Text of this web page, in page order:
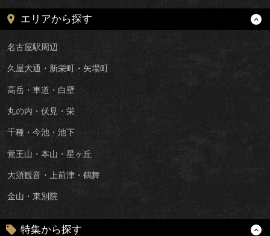
エリアから探す
名古屋駅周辺
久屋大通・新栄町・矢場町
高岳・車道・白壁
丸の内・伏見・栄
千種・今池・池下
覚王山・本山・星ヶ丘
大須観音・上前津・鶴舞
金山・東別院
特集から探す